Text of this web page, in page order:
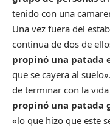
tenido con una
Una vez fuera del
continua de dos de
propinó una patada
que se cayera al
de terminar con la
propinó una patada
«lo que hizo que este